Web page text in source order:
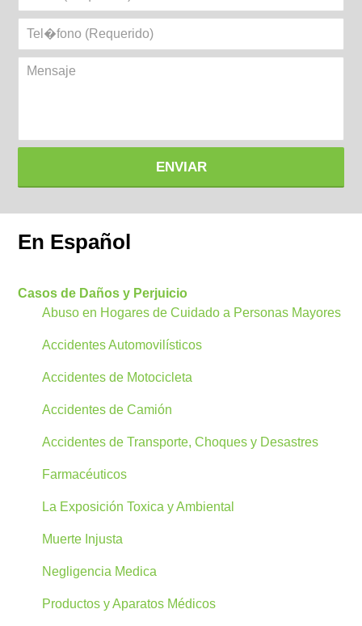
Tel�fono
Mensaje
ENVIAR
En Español
Casos de Daños y Perjuicio
Abuso en Hogares de Cuidado a Personas Mayores
Accidentes Automovilísticos
Accidentes de Motocicleta
Accidentes de Camión
Accidentes de Transporte, Choques y Desastres
Farmacéuticos
La Exposición Toxica y Ambiental
Muerte Injusta
Negligencia Medica
Productos y Aparatos Médicos